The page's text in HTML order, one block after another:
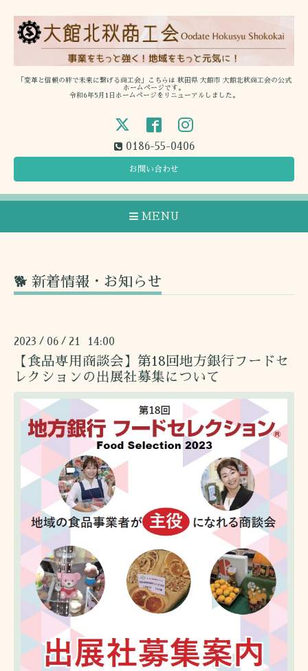
「変革と信頼の絆で未来に繋げる商工会」こちらは 秋田県 大館市 大館北秋商工会の公式
ホームページです。
令和6年5月1日ホームページをリニューアルしました。
0186-55-0406
お問い合わせ
MENU
🐕 新着情報・お知らせ
2023 / 06 / 21 14:00
【食品専用商談会】第18回地方銀行フードセ
レクションの出展社募集について